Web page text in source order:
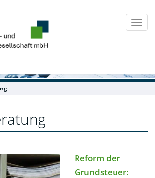
Reform der
Grundsteuer: